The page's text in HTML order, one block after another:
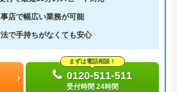
店で幅広い業務が可能
で手持ちがなくても安心
まずは電話相談！
0120-511-511
受付時間 24時間